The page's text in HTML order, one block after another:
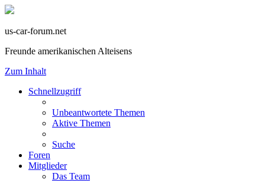
us-car-forum.net
Freunde amerikanischen Alteisens
Zum Inhalt
Schnellzugriff
Unbeantwortete Themen
Aktive Themen
Suche
Foren
Mitglieder
Das Team